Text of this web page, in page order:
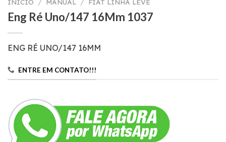
INÍCIO / MANUAL / FIAT LINHA LEVE
Eng Ré Uno/147 16Mm 1037
ENG RÉ UNO/147 16MM
ENTRE EM CONTATO!!!